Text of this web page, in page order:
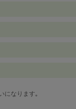
になります｡